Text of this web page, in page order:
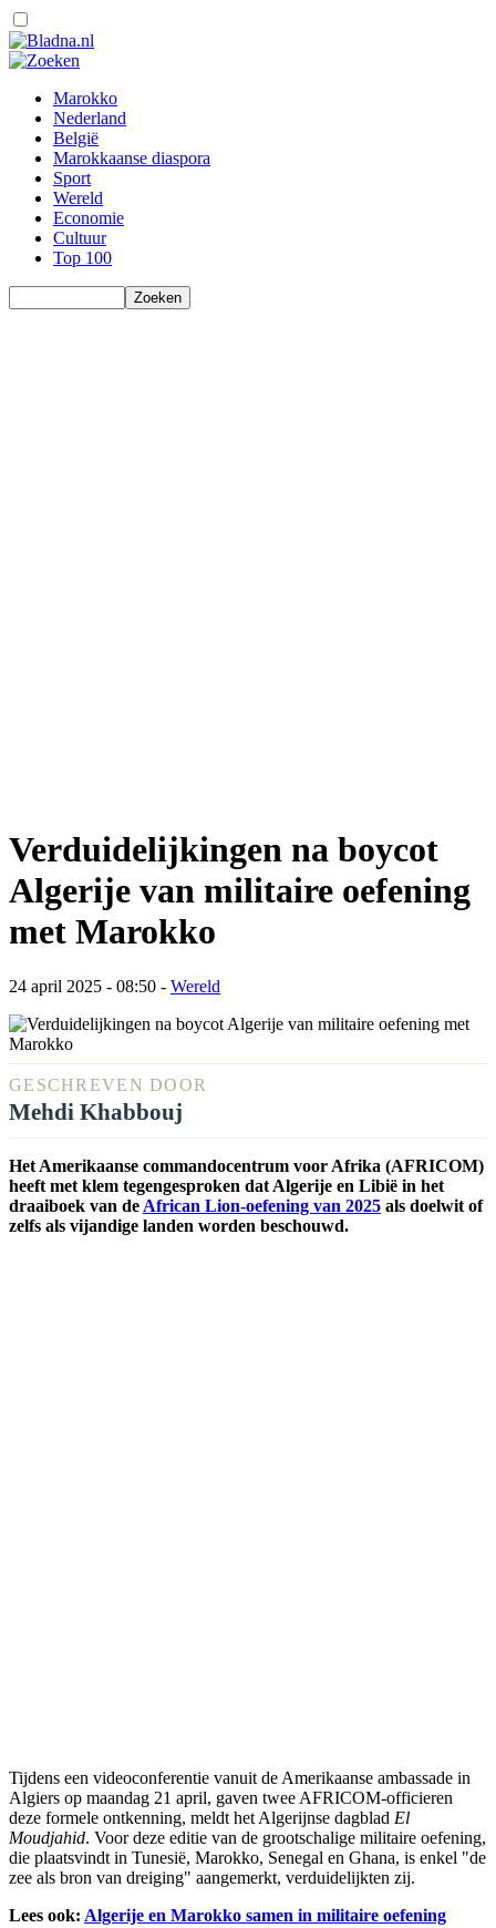
Marokko
Nederland
België
Marokkaanse diaspora
Sport
Wereld
Economie
Cultuur
Top 100
Verduidelijkingen na boycot
Algerije van militaire oefening
met Marokko
24 april 2025 - 08:50 - Wereld
GESCHREVEN DOOR
Mehdi Khabbouj
Het Amerikaanse commandocentrum voor Afrika (AFRICOM)
heeft met klem tegengesproken dat Algerije en Libië in het
draaiboek van de African Lion-oefening van 2025 als doelwit of
zelfs als vijandige landen worden beschouwd.
Tijdens een videoconferentie vanuit de Amerikaanse ambassade in
Algiers op maandag 21 april, gaven twee AFRICOM-officieren
deze formele ontkenning, meldt het Algerijnse dagblad El
Moudjahid. Voor deze editie van de grootschalige militaire oefening,
die plaatsvindt in Tunesië, Marokko, Senegal en Ghana, is enkel "de
zee als bron van dreiging" aangemerkt, verduidelijkten zij.
Lees ook: Algerije en Marokko samen in militaire oefening